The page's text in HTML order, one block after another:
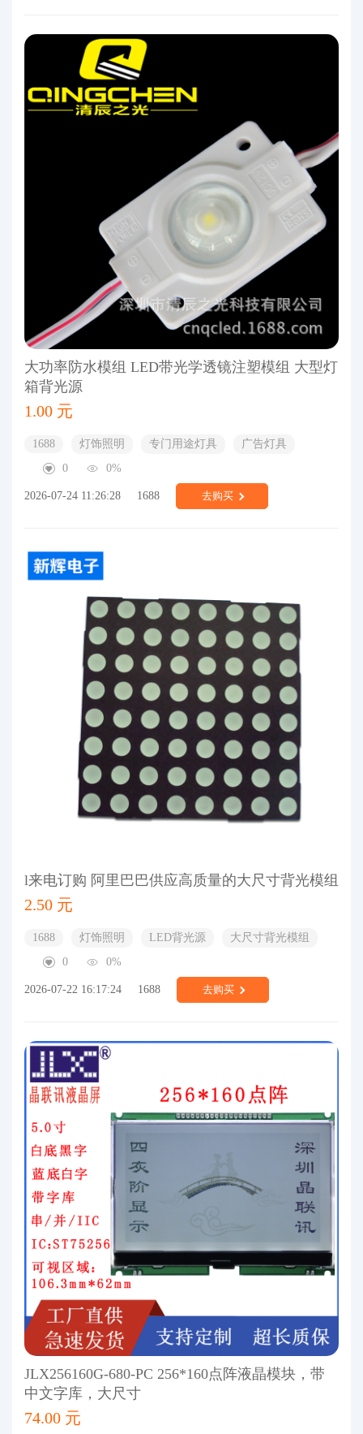
大功率防水模组 LED带光学透镜注塑模组 大型灯
箱背光源
1.00 元
1688 灯饰照明 专门用途灯具
广告灯具
0
0%
2026-07-24 11:26:28 1688 去购买
l来电订购 阿里巴巴供应高质量的大尺寸背光模组
2.50 元
1688 灯饰照明 LED背光源
大尺寸背光模组
0
0%
2026-07-22 16:17:24 1688 去购买
JLX256160G-680-PC 256*160点阵液晶模块，带
中文字库，大尺寸
74.00 元